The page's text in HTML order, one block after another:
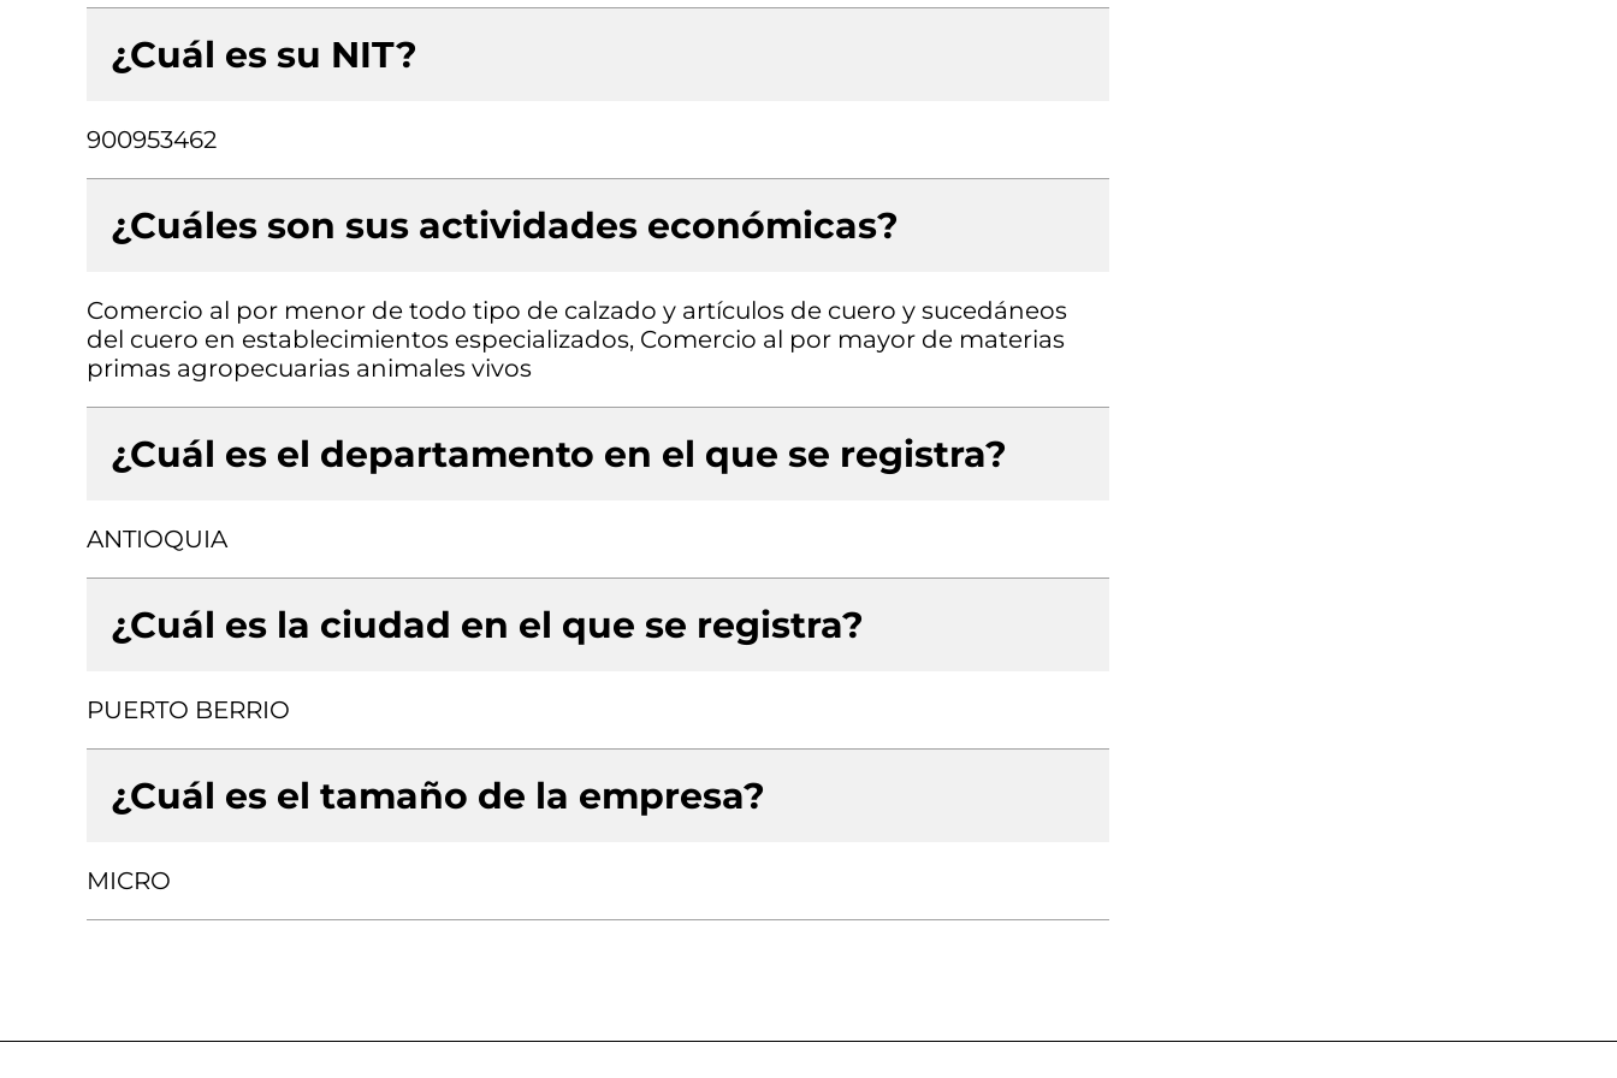
¿Cuál es su NIT?
900953462
¿Cuáles son sus actividades económicas?
Comercio al por menor de todo tipo de calzado y artículos de cuero y sucedáneos
del cuero en establecimientos especializados, Comercio al por mayor de materias
primas agropecuarias animales vivos
¿Cuál es el departamento en el que se registra?
ANTIOQUIA
¿Cuál es la ciudad en el que se registra?
PUERTO BERRIO
¿Cuál es el tamaño de la empresa?
MICRO